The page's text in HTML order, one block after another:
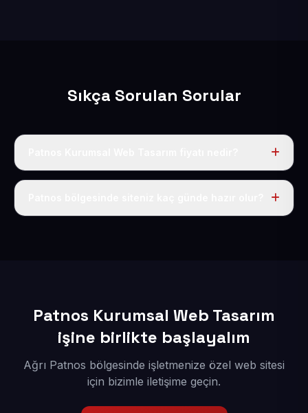
Sıkça Sorulan Sorular
Tek fiyat uygulanır: yıllık 50 USD + KDV. Bu bedele alan
Patnos Kurumsal Web Tasarım
işine birlikte başlayalım
Ağrı Patnos bölgesinde işletmenize özel web sitesi
için bizimle iletişime geçin.